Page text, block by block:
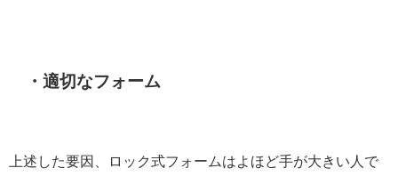
・適切なフォーム
上述した要因、ロック式フォームはよほど手が大きい人で